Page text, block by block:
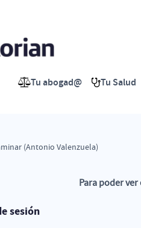
Tu abogad@ Tu Salud
(Antonio Valenzuela)
Para poder
sesión